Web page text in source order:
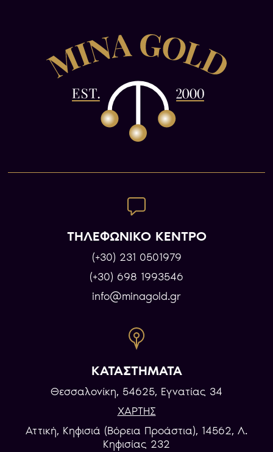
ΤΗΛΕΦΩΝΙΚΟ ΚΕΝΤΡΟ
(+30) 231 0501979
(+30) 698 1993546
info@minagold.gr
ΚΑΤΑΣΤΗΜΑΤΑ
Θεσσαλονίκη, 54625, Εγνατίας 34
ΧΑΡΤΗΣ
Αττική, Κηφισιά (Βόρεια Προάστια), 14562, Λ.
Κηφισίας 232